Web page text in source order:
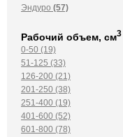
Эндуро (57)
Рабочий объем, см3
0-50 (19)
51-125 (33)
126-200 (21)
201-250 (38)
251-400 (19)
401-600 (52)
601-800 (78)